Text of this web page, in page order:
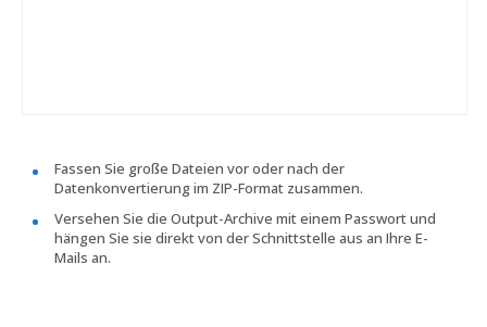
Fassen Sie große Dateien vor oder nach der
Datenkonvertierung im ZIP-Format zusammen.
Versehen Sie die Output-Archive mit einem Passwort und
hängen Sie sie direkt von der Schnittstelle aus an Ihre E-
Mails an.